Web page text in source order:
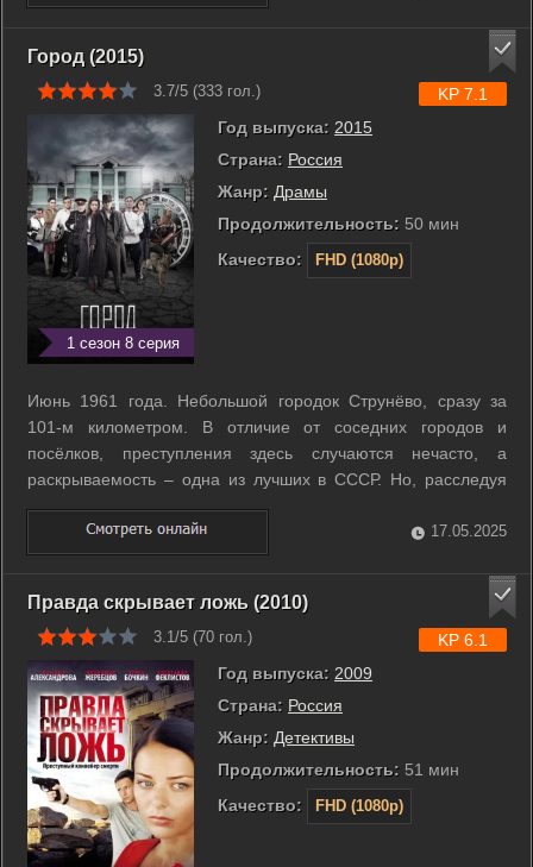
смертную казнь: Кирилл убил министра ...
Город (2015)
3.7/5 (333 гол.)
1 сезон 8 серия
Год выпуска: 2015
Страна: Россия
Жанр: Драмы
Продолжительность: 50 мин
Качество:
FHD (1080p)
KP 7.1
Июнь 1961 года. Небольшой городок Струнёво, сразу за
101-м километром. В отличие от соседних городов и
посёлков, преступления здесь случаются нечасто, а
раскрываемость – одна из лучших в СССР. Но, расследуя
смерть школьного учителя, оперативник Родион Стоцкий
обнаруживает, что Струнёво – это «дом, в котором не
гадят», и хозяева в этом доме – ...
17.05.2025
Правда скрывает ложь (2010)
3.1/5 (70 гол.)
Год выпуска: 2009
Страна: Россия
Жанр: Детективы
Продолжительность: 51 мин
Качество:
FHD (1080p)
KP 6.1